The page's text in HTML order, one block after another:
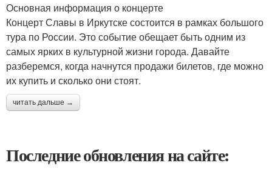
Основная информация о концерте
Концерт Славы в Иркутске состоится в рамках большого
тура по России. Это событие обещает быть одним из
самых ярких в культурной жизни города. Давайте
разберемся, когда начнутся продажи билетов, где можно
их купить и сколько они стоят.
читать дальше →
Последние обновления на сайте: